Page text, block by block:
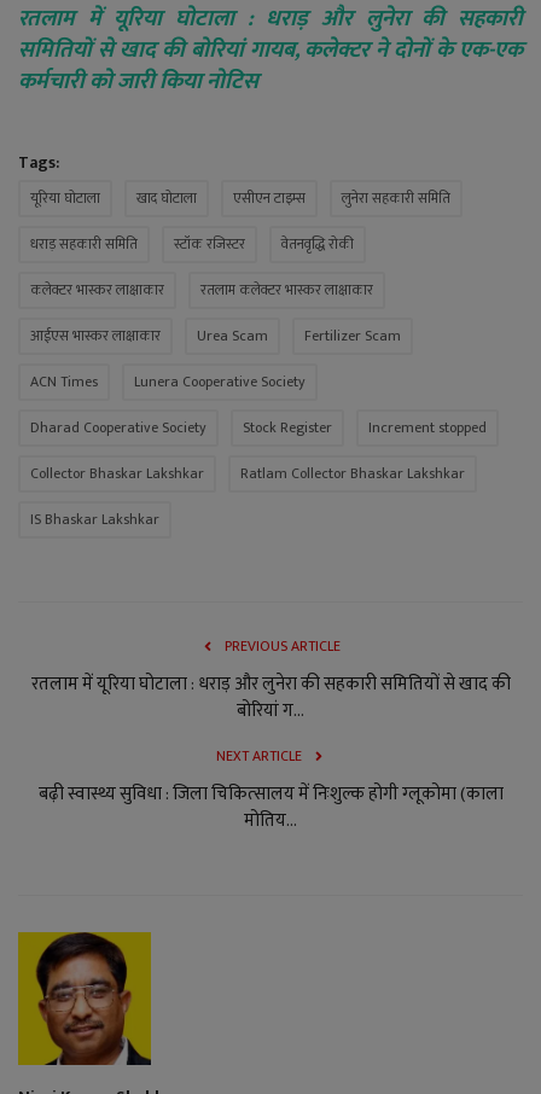
रतलाम में यूरिया घोटाला : धराड़ और लुनेरा की सहकारी
समितियों से खाद की बोरियां गायब, कलेक्टर ने दोनों के एक-एक
कर्मचारी को जारी किया नोटिस
Tags:
यूरिया घोटाला खाद घोटाला एसीएन टाइम्स
लुनेरा सहकारी समिति
धराड़ सहकारी समिति
स्टॉक रजिस्टर
वेतनवृद्धि रोकी
कलेक्टर भास्कर लाक्षाकार
रतलाम कलेक्टर भास्कर लाक्षाकार
आईएस भास्कर लाक्षाकार
Urea Scam
Fertilizer Scam
ACN Times
Lunera Cooperative Society
Dharad Cooperative Society
Stock Register
Increment stopped
Collector Bhaskar Lakshkar
Ratlam Collector Bhaskar Lakshkar
IS Bhaskar Lakshkar
PREVIOUS ARTICLE
रतलाम में यूरिया घोटाला : धराड़ और लुनेरा की सहकारी समितियों से खाद की
बोरियां ग...
NEXT ARTICLE
बढ़ी स्वास्थ्य सुविधा : जिला चिकित्‍सालय में निःशुल्क होगी ग्‍लूकोमा (काला
मोतिय...